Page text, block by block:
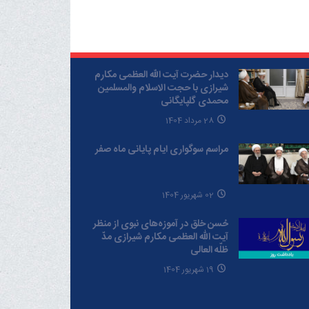
دیدار حضرت آیت الله العظمی مکارم
شیرازی با حجت الاسلام والمسلمین
محمدی گلپایگانی
28 مرداد 1404
مراسم سوگواری ایام پایانی ماه صفر
02 شهریور 1404
حُسن خلق در آموزه‌های نبوی از منظر
آیت الله العظمی مکارم شیرازی مدّ
ظلّه العالی
19 شهریور 1404